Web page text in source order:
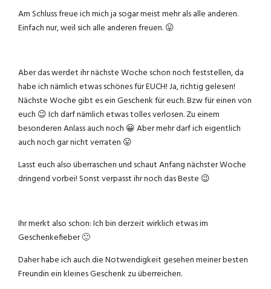
Am Schluss freue ich mich ja sogar meist mehr als alle anderen.
Einfach nur, weil sich alle anderen freuen. 😛
Aber das werdet ihr nächste Woche schon noch feststellen, da
habe ich nämlich etwas schönes für EUCH! Ja, richtig gelesen!
Nächste Woche gibt es ein Geschenk für euch. Bzw für einen von
euch 😉 Ich darf nämlich etwas tolles verlosen. Zu einem
besonderen Anlass auch noch 😀 Aber mehr darf ich eigentlich
auch noch gar nicht verraten 😛
Lasst euch also überraschen und schaut Anfang nächster Woche
dringend vorbei! Sonst verpasst ihr noch das Beste 😉
Ihr merkt also schon: Ich bin derzeit wirklich etwas im
Geschenkefieber 🙂
Daher habe ich auch die Notwendigkeit gesehen meiner besten
Freundin ein kleines Geschenk zu überreichen.